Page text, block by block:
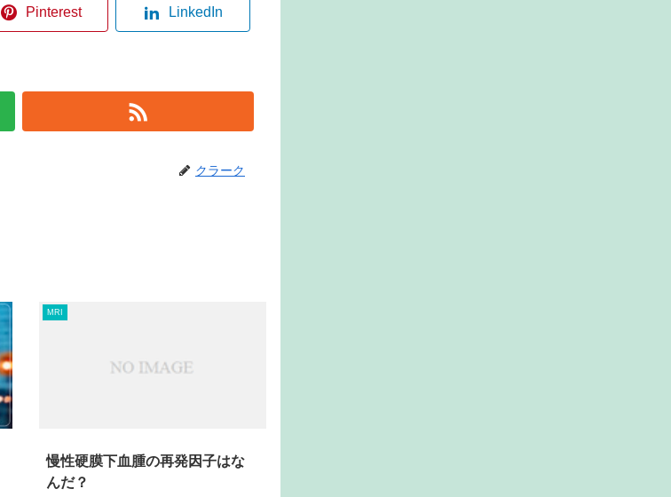
Pinterest LinkedIn
クラーク
MRI
慢性硬膜下血腫の再発因子はな
んだ？